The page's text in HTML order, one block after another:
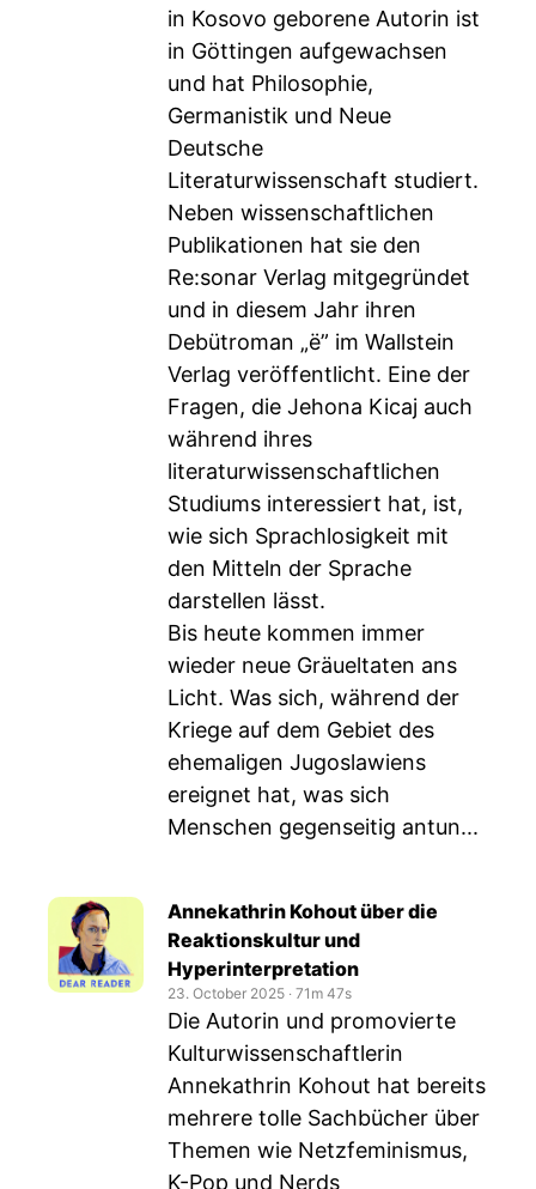
in Kosovo geborene Autorin ist
in Göttingen aufgewachsen
und hat Philosophie,
Germanistik und Neue
Deutsche
Literaturwissenschaft studiert.
Neben wissenschaftlichen
Publikationen hat sie den
Re:sonar Verlag mitgegründet
und in diesem Jahr ihren
Debütroman „ë” im Wallstein
Verlag veröffentlicht. Eine der
Fragen, die Jehona Kicaj auch
während ihres
literaturwissenschaftlichen
Studiums interessiert hat, ist,
wie sich Sprachlosigkeit mit
den Mitteln der Sprache
darstellen lässt.
Bis heute kommen immer
wieder neue Gräueltaten ans
Licht. Was sich, während der
Kriege auf dem Gebiet des
ehemaligen Jugoslawiens
ereignet hat, was sich
Menschen gegenseitig antun...
Annekathrin Kohout über die
Reaktionskultur und
Hyperinterpretation
23. October 2025 ‧ 71m 47s
Die Autorin und promovierte
Kulturwissenschaftlerin
Annekathrin Kohout hat bereits
mehrere tolle Sachbücher über
Themen wie Netzfeminismus,
K-Pop und Nerds